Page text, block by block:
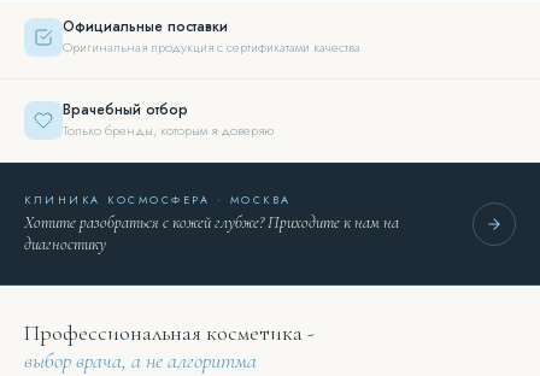
Официальные поставки
Оригинальная продукция с сертификатами качества
Врачебный отбор
Только бренды, которым я доверяю
КЛИНИКА КОСМОСФЕРА · МОСКВА
Хотите разобраться с кожей глубже? Приходите к нам на
диагностику
Профессиональная косметика -
выбор врача, а не алгоритма